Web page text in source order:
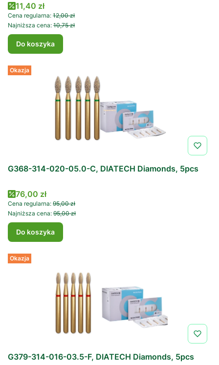
Cena promocyjna
11,40 zł
Cena regularna: 12,00 zł
Najniższa cena: 10,75 zł
Do koszyka
Okazja
G368-314-020-05.0-C, DIATECH Diamonds, 5pcs
Cena promocyjna
76,00 zł
Cena regularna: 95,00 zł
Najniższa cena: 95,00 zł
Do koszyka
Okazja
G379-314-016-03.5-F, DIATECH Diamonds, 5pcs